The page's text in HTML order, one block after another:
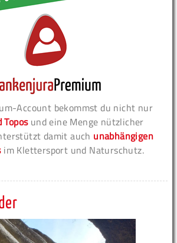
Account bekommst du nicht nur
und eine Menge nützlicher
damit auch unabhängigen
im Klettersport und Naturschutz.